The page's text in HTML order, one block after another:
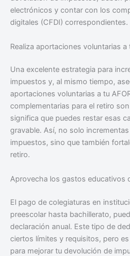
electrónicos y contar con los
digitales (CFDI) correspondientes.
Realiza aportaciones voluntarias a
Una excelente estrategia para
impuestos y, al mismo tiempo,
aportaciones voluntarias a tu
complementarias para el retiro
significa que puedes restar esas
gravable. Así, no solo
impuestos, sino que también
retiro.
Aprovecha los gastos educativos
El pago de colegiaturas en
preescolar hasta bachillerato,
declaración anual. Este tipo de
ciertos límites y requisitos, pero
para mejorar tu devolución de